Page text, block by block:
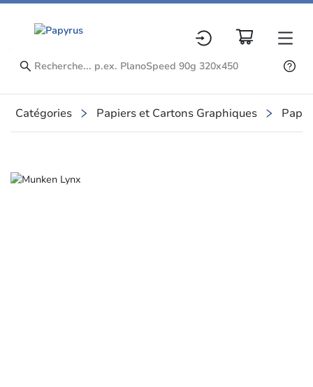
Catégories Papiers et Cartons Graphiques
Slide 1 of 1